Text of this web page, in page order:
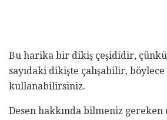
Bu harika bir dikiş çeşididir,
sayıdaki dikişte çalışabilir,
kullanabilirsiniz.
Desen hakkında bilmeniz gereken